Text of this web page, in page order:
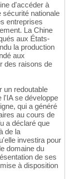
d'accéder à
sécurité nationale
entreprises
La Chine
aux États-
la production
aux
des raisons de
un redoutable
l'IA se développe
qui a généré
au cours de
a déclaré que
de la
investira pour
domaine du
de ses
à disposition